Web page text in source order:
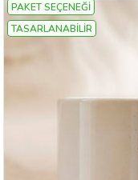
PAKET SEÇENEĞİ
TASARLANABİLİR